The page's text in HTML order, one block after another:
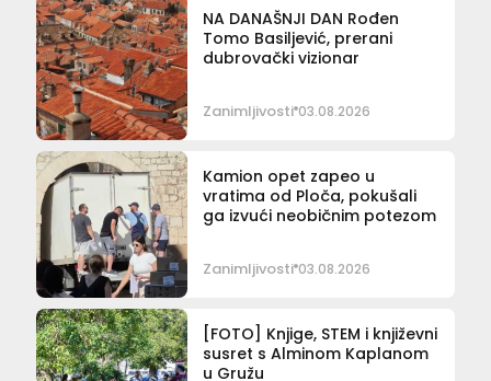
NA DANAŠNJI DAN Rođen
Tomo Basiljević, prerani
dubrovački vizionar
Zanimljivosti 03.08.2026
Kamion opet zapeo u
vratima od Ploča, pokušali
ga izvući neobičnim potezom
Zanimljivosti 03.08.2026
[FOTO] Knjige, STEM i književni
susret s Alminom Kaplanom
u Gružu